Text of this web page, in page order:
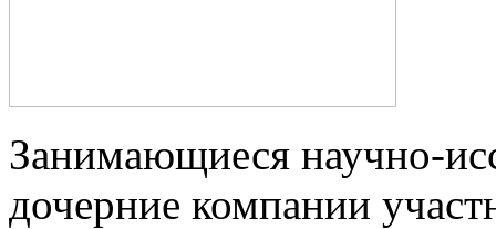
Занимающиеся научно-
дочерние компании